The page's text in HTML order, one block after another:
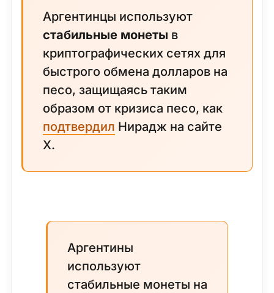
Аргентинцы используют
стабильные монеты в
криптографических сетях для
быстрого обмена долларов на
песо, защищаясь таким
образом от кризиса песо, как
подтвердил Нирадж на сайте
X.
Аргентины
используют
стабильные монеты на